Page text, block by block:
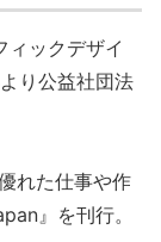
ックデザイ
り公益社団法
れた仕事や作
』を刊行。